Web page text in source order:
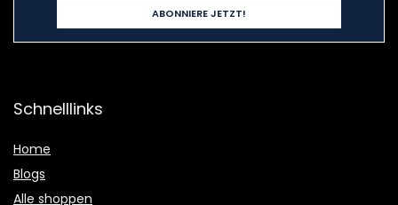
Schnelllinks
Home
Blogs
Alle shoppen